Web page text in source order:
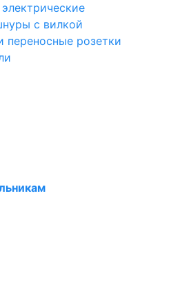
с вилкой
переносные розетки